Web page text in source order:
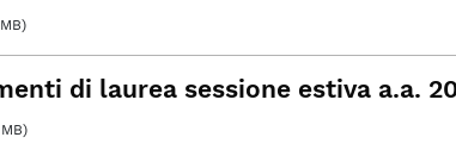
di laurea sessione estiva a.a.